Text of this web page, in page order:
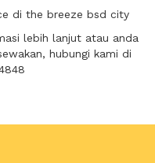
di the breeze bsd city
lebih lanjut atau anda
hubungi kami di